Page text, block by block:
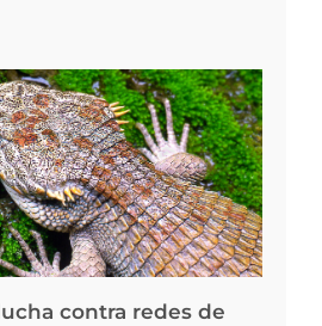
contra redes de